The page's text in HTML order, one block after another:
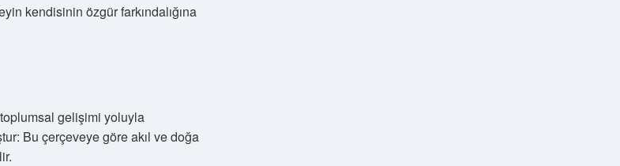
kendisinin özgür farkındalığına
gelişimi yoluyla
Bu çerçeveye göre akıl ve doğa